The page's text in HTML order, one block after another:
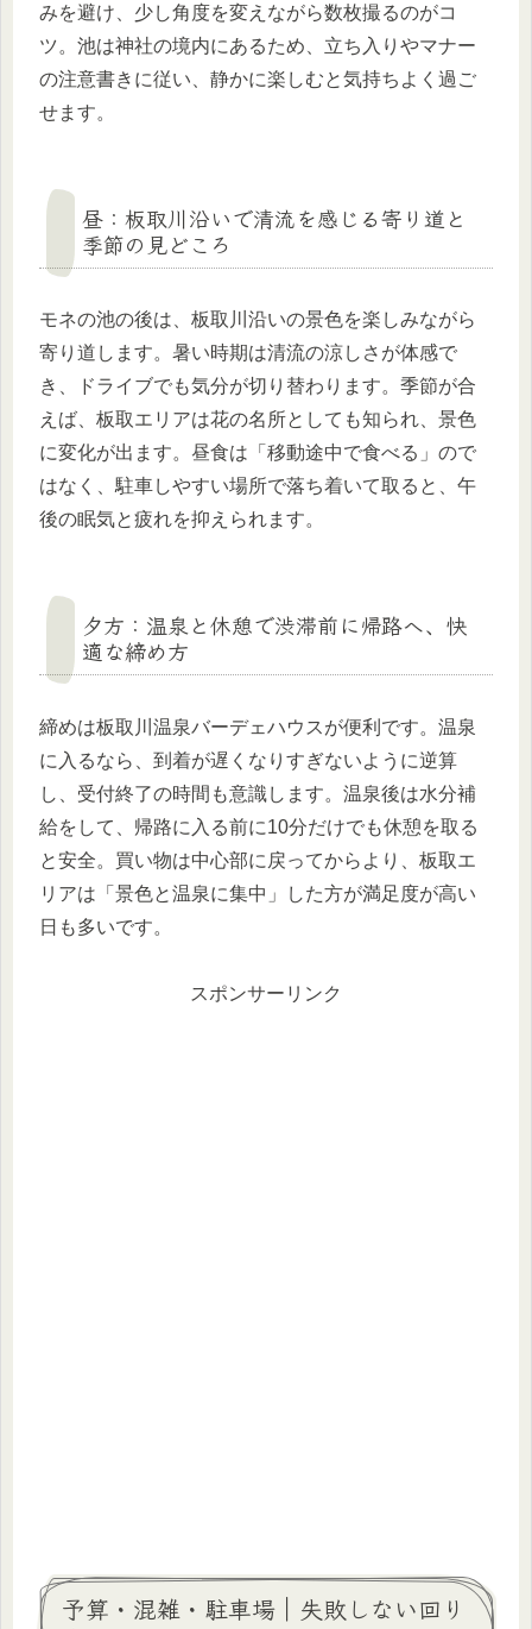
みを避け、少し角度を変えながら数枚撮るのがコ
ツ。池は神社の境内にあるため、立ち入りやマナー
の注意書きに従い、静かに楽しむと気持ちよく過ご
せます。
昼：板取川沿いで清流を感じる寄り道と
季節の見どころ
モネの池の後は、板取川沿いの景色を楽しみながら
寄り道します。暑い時期は清流の涼しさが体感で
き、ドライブでも気分が切り替わります。季節が合
えば、板取エリアは花の名所としても知られ、景色
に変化が出ます。昼食は「移動途中で食べる」ので
はなく、駐車しやすい場所で落ち着いて取ると、午
後の眠気と疲れを抑えられます。
夕方：温泉と休憩で渋滞前に帰路へ、快
適な締め方
締めは板取川温泉バーデェハウスが便利です。温泉
に入るなら、到着が遅くなりすぎないように逆算
し、受付終了の時間も意識します。温泉後は水分補
給をして、帰路に入る前に10分だけでも休憩を取る
と安全。買い物は中心部に戻ってからより、板取エ
リアは「景色と温泉に集中」した方が満足度が高い
日も多いです。
スポンサーリンク
予算・混雑・駐車場｜失敗しない回り